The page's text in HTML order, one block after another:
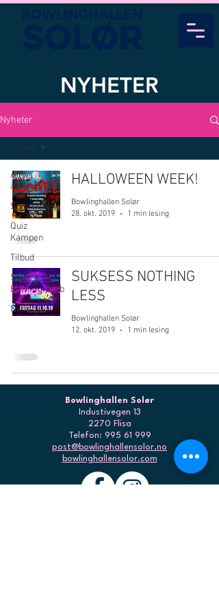
NYHETER
Nyheter
Alle
innlegg
Solørligaen
Quiz
Kampen
Tilbud
Solør
Bowlingklubb
Nyhet
Tilbud
HALLOWEEN WEEK!
Bowlinghallen Solør
28. okt. 2019
1 min lesing
SUKSESS NOTHING
LESS
Bowlinghallen Solør
12. okt. 2019
1 min lesing
Bowlinghallen Solør
Industivegen 13
2270 Flisa
Telefon: 995 61 999
post@bowlinghallensolor.no
bowlinghallensolor.com